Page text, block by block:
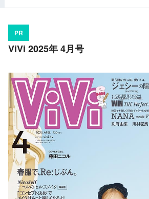
PR
ViVi 2025年 4月号